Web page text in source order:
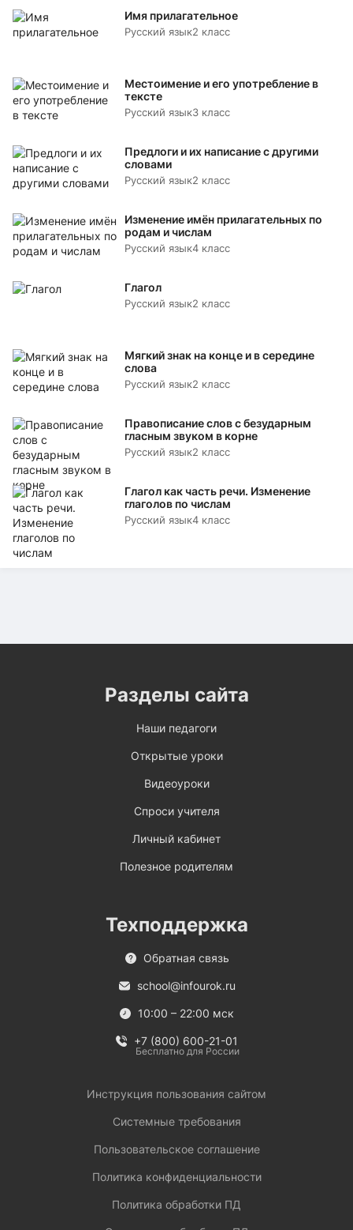
Имя прилагательное
Русский язык2 класс
Местоимение и его употребление в
тексте
Русский язык3 класс
Предлоги и их написание с другими
словами
Русский язык2 класс
Изменение имён прилагательных по
родам и числам
Русский язык4 класс
Глагол
Русский язык2 класс
Мягкий знак на конце и в середине
слова
Русский язык2 класс
Правописание слов с безударным
гласным звуком в корне
Русский язык2 класс
Глагол как часть речи. Изменение
глаголов по числам
Русский язык4 класс
Разделы сайта
Наши педагоги
Открытые уроки
Видеоуроки
Спроси учителя
Личный кабинет
Полезное родителям
Техподдержка
Обратная связь
school@infourok.ru
10:00 – 22:00 мск
+7 (800) 600-21-01
Бесплатно для России
Инструкция пользования сайтом
Системные требования
Пользовательское соглашение
Политика конфиденциальности
Политика обработки ПД